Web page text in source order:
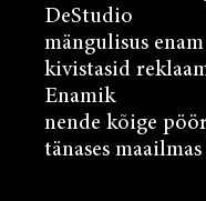
DeStudio
mängulisus
kivistasid
Enamik
nende kõige
tänases